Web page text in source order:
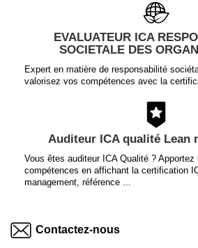
EVALUATEUR ICA
SOCIETALE DES
Expert en matière de responsabilité
valorisez vos compétences avec la
Auditeur ICA qualité Lean
Vous êtes auditeur ICA Qualité ? Apportez
compétences en affichant la certification
management, référence ...
Contactez-nous